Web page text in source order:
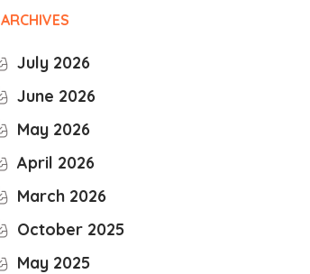
ARCHIVES
July 2026
June 2026
May 2026
April 2026
March 2026
October 2025
May 2025